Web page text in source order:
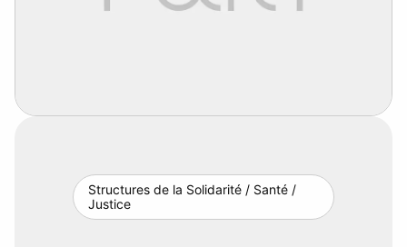
Structures de la Solidarité / Santé /
Justice